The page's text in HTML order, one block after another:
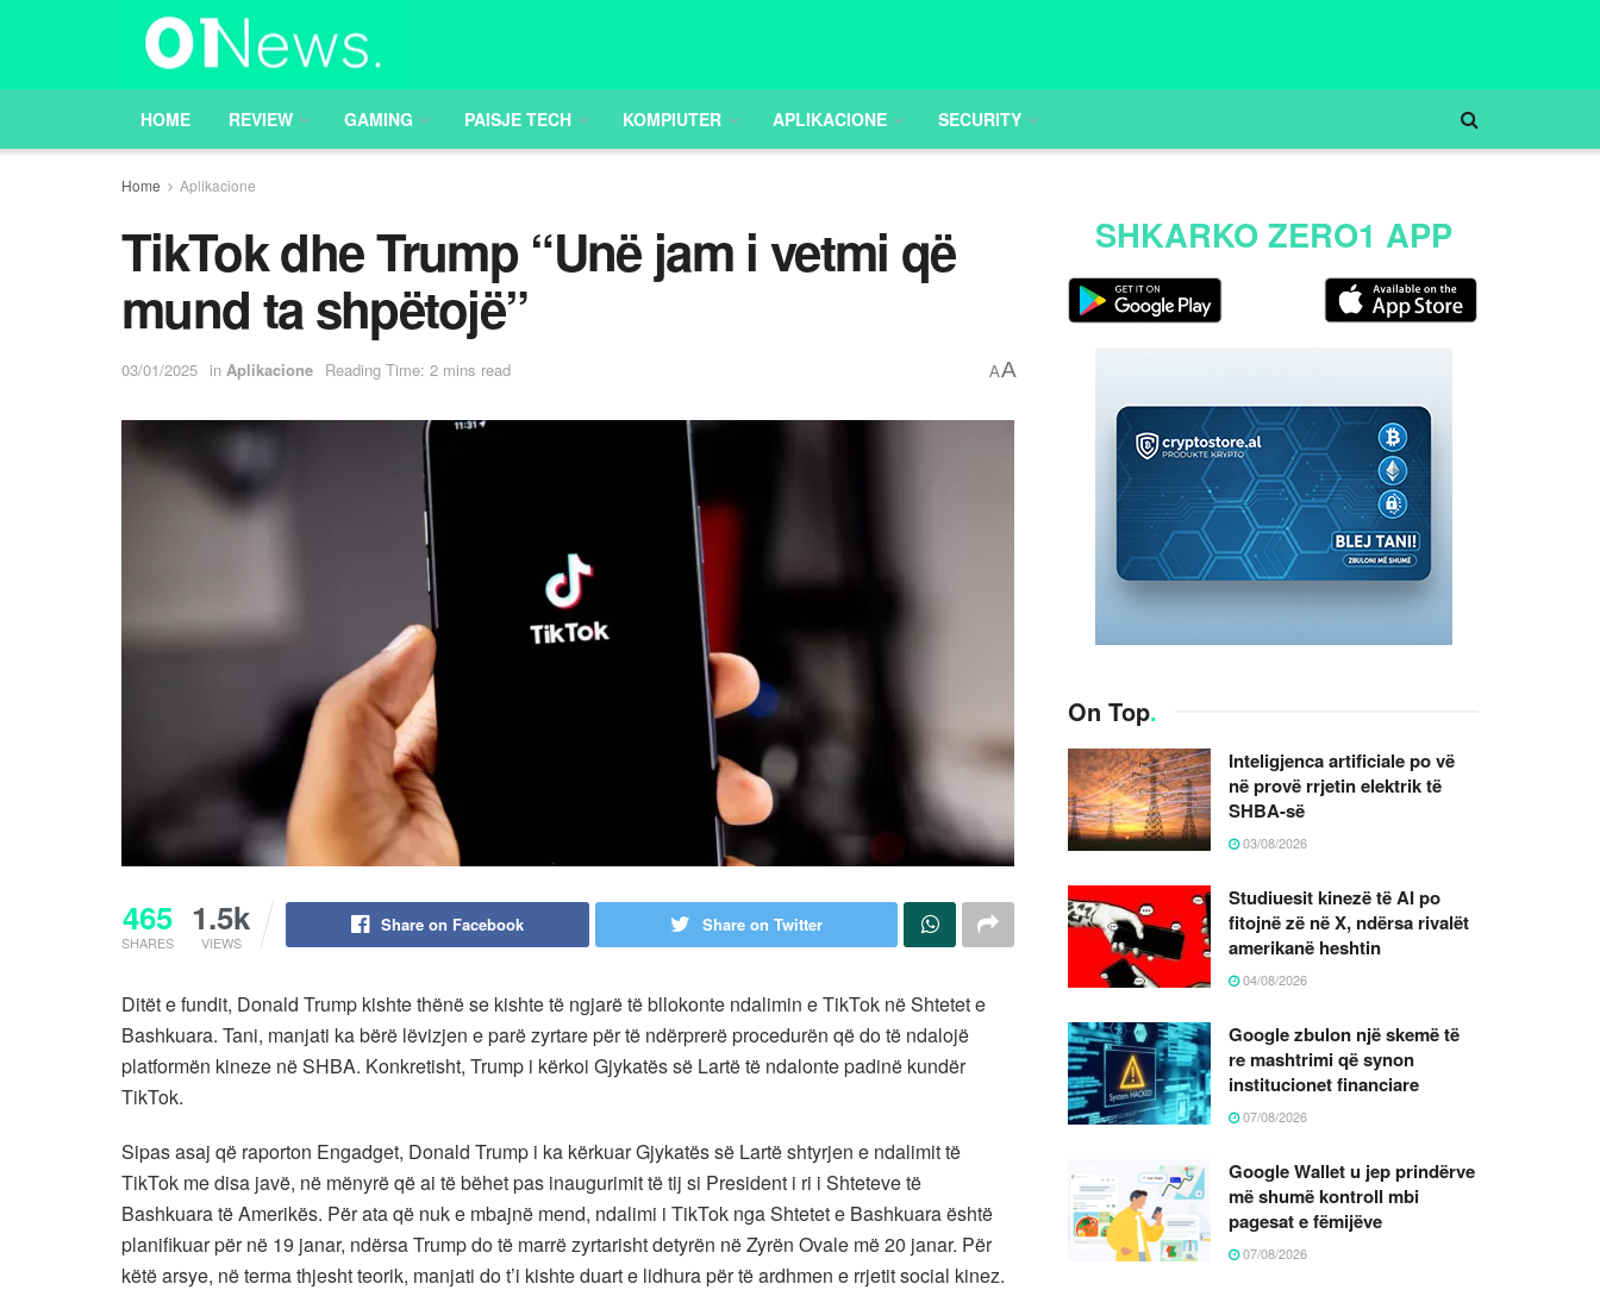
HOME REVIEW GAMING PAISJE TECH KOMPIUTER APLIKACIONE SECURITY
Home Aplikacione
TikTok dhe Trump “Unë jam i vetmi që
mund ta shpëtojë”
03/01/2025 in Aplikacione Reading Time: 2 mins read AA
465
SHARES
1.5k
VIEWS
Share on Facebook Share on Twitter
Ditët e fundit, Donald Trump kishte thënë se kishte të ngjarë të bllokonte ndalimin e TikTok në Shtetet e
Bashkuara. Tani, manjati ka bërë lëvizjen e parë zyrtare për të ndërprerë procedurën që do të ndalojë
platformën kineze në SHBA. Konkretisht, Trump i kërkoi Gjykatës së Lartë të ndalonte padinë kundër
TikTok.
Sipas asaj që raporton Engadget, Donald Trump i ka kërkuar Gjykatës së Lartë shtyrjen e ndalimit të
TikTok me disa javë, në mënyrë që ai të bëhet pas inaugurimit të tij si President i ri i Shteteve të
Bashkuara të Amerikës. Për ata që nuk e mbajnë mend, ndalimi i TikTok nga Shtetet e Bashkuara është
planifikuar për në 19 janar, ndërsa Trump do të marrë zyrtarisht detyrën në Zyrën Ovale më 20 janar. Për
këtë arsye, në terma thjesht teorik, manjati do t’i kishte duart e lidhura për të ardhmen e rrjetit social kinez.
SHKARKO ZERO1 APP
On Top.
Inteligjenca artificiale po vë
në provë rrjetin elektrik të
SHBA-së
03/08/2026
Studiuesit kinezë të AI po
fitojnë zë në X, ndërsa rivalët
amerikanë heshtin
04/08/2026
Google zbulon një skemë të
re mashtrimi që synon
institucionet financiare
07/08/2026
Google Wallet u jep prindërve
më shumë kontroll mbi
pagesat e fëmijëve
07/08/2026